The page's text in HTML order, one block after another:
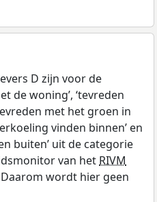
D zijn voor de
de woning’, ‘tevreden
met het groen in
vinden binnen’ en
buiten’ uit de categorie
van hetRIVM
wordt hier geen